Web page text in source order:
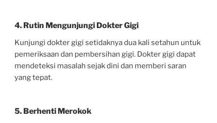
4. Rutin Mengunjungi Dokter Gigi
Kunjungi dokter gigi setidaknya dua kali setahun untuk
pemeriksaan dan pembersihan gigi. Dokter gigi dapat
mendeteksi masalah sejak dini dan memberi saran
yang tepat.
5. Berhenti Merokok